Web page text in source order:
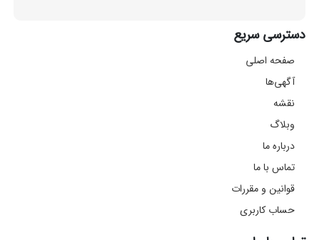
دسترسی سریع
صفحه اصلی
آگهی‌ها
نقشه
وبلاگ
درباره ما
تماس با ما
قوانین و مقررات
حساب کاربری